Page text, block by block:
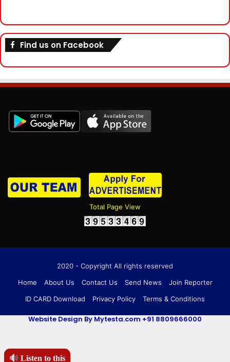
Listen to this
Find us on Facebook
Total Page View
2020 - Copyright All rights reserved
Home
About Us Contact Us Send News
Join Reporter
ID CARD Download
Privacy Policy Terms & Conditions
Website Design By Mytesta.com +91 8809666000